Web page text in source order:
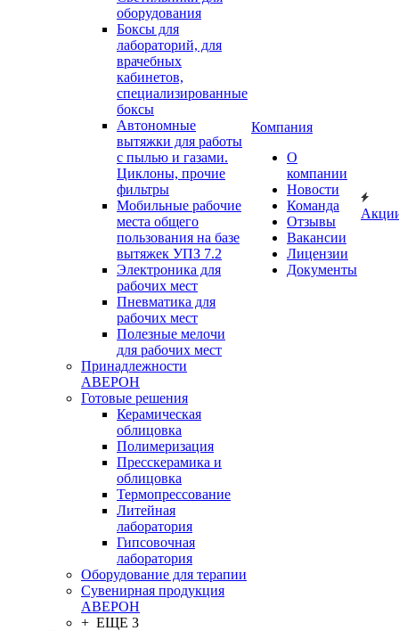
оборудования
Боксы для
лабораторий, для
врачебных
кабинетов,
специализированные
боксы
Автономные
вытяжки для работы
с пылью и газами.
Циклоны, прочие
фильтры
Мобильные рабочие
места общего
пользования на базе
вытяжек УПЗ 7.2
Электроника для
рабочих мест
Пневматика для
рабочих мест
Полезные мелочи
для рабочих мест
Принадлежности
АВЕРОН
Готовые решения
Керамическая
облицовка
Полимеризация
Пресскерамика и
облицовка
Термопрессование
Литейная
лаборатория
Гипсовочная
лаборатория
Оборудование для терапии
Сувенирная продукция
АВЕРОН
+ ЕЩЕ 3
Компания
О
компании
Новости
Команда
Отзывы
Вакансии
Лицензии
Документы